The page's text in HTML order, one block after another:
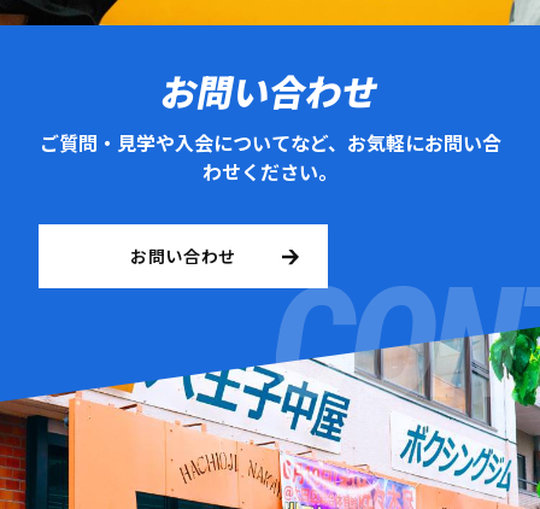
お問い合わせ
ご質問・見学や入会についてなど、お気軽にお問い合
わせください。
お問い合わせ